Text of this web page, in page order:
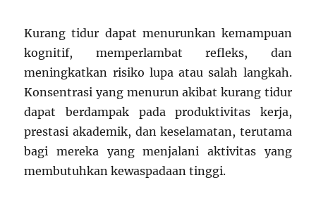
Kurang tidur dapat menurunkan kemampuan
kognitif, memperlambat refleks, dan
meningkatkan risiko lupa atau salah langkah.
Konsentrasi yang menurun akibat kurang tidur
dapat berdampak pada produktivitas kerja,
prestasi akademik, dan keselamatan, terutama
bagi mereka yang menjalani aktivitas yang
membutuhkan kewaspadaan tinggi.